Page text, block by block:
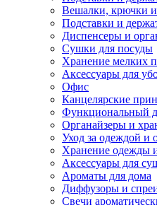
Вешалки, крючки
Подставки и
Диспенсеры и
Сушки для посуды
Хранение мелких
Аксессуары для
Офис
Канцелярские
Функциональный
Органайзеры и
Уход за одеждой и
Хранение одежды
Аксессуары для
Ароматы для дома
Диффузоры и
Свечи